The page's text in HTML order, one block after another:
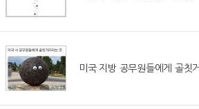
미국 지방 공무원들에게 골칫